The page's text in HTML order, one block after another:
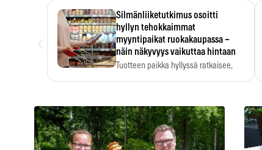
Silmänliiketutkimus osoitti
hyllyn tehokkaimmat
myyntipaikat ruokakaupassa –
näin näkyvyys vaikuttaa hintaan
Tuotteen paikka hyllyssä ratkaisee,